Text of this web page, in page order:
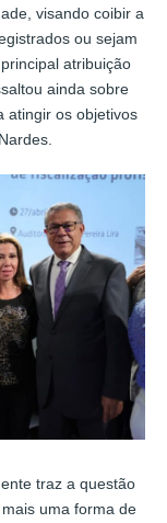
visando coibir a
ou sejam
atribuição
ainda sobre
atingir os objetivos
traz a questão
uma forma de